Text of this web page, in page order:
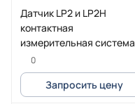
Датчик LP2 и LP2H
контактная
измерительная система
RENISHAW
0
Запросить цену